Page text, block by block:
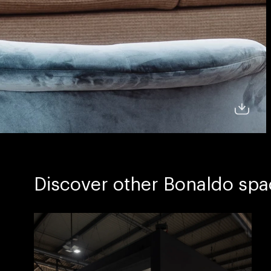
Discover other Bonaldo